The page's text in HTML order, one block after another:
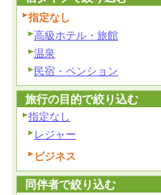
指定なし
高級ホテル・旅館
温泉
民宿・ペンション
旅行の目的で絞り込む
指定なし
レジャー
ビジネス
同伴者で絞り込む